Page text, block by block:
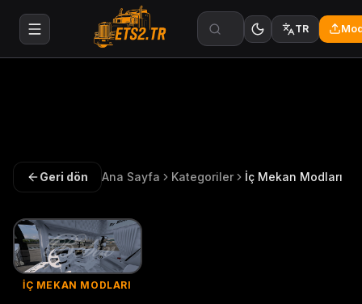
TR
Geri dön Ana Sayfa Kategoriler İç Mekan Modları
İÇ MEKAN MODLARI